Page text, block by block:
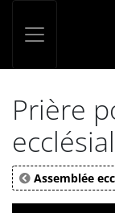
Prière
Assemblée
Panneau de